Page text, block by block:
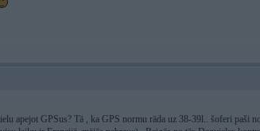
apejot GPSus? Tā , ka GPS normu rāda uz 38-39l.. šoferi paši